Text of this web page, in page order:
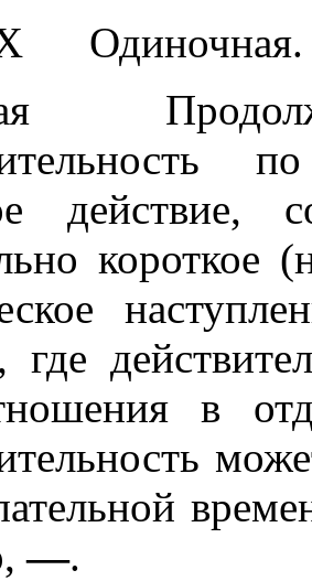
Одиночная.
действие,
короткое
где
в
—.